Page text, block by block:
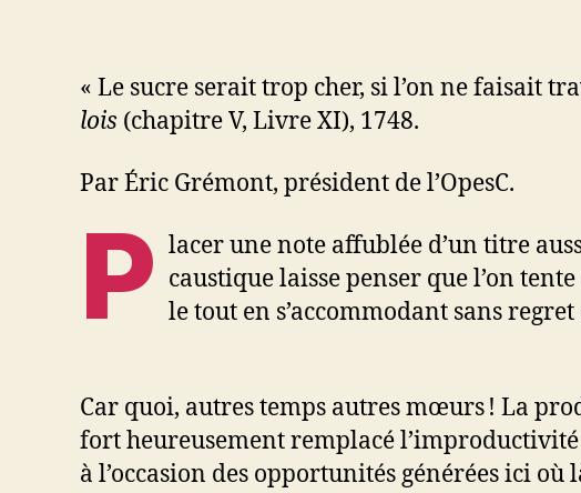
« Le sucre serait trop cher, si l’on ne faisait
lois (chapitre V, Livre XI), 1748.
Par Éric Grémont, président de l’OpesC.
P lacer une note affublée d’un titre
caustique laisse penser que l’on
le tout en s’accommodant sans
Car quoi, autres temps autres mœurs ! La
fort heureusement remplacé
à l’occasion des opportunités générées ici